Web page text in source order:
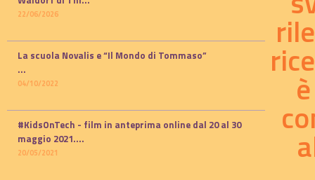
22/06/2026
La scuola Novalis e “Il Mondo di Tommaso”
...
04/10/2022
#KidsOnTech - film in anteprima online dal 20 al 30
maggio 2021....
20/05/2021